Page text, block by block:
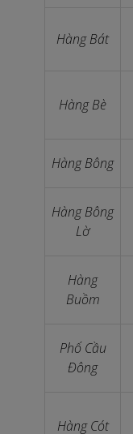
Hàng Bát
Hàng Bè
Hàng Bông
Hàng Bông
Lờ
Hàng
Buồm
Phố Cầu
Đông
Hàng Cót